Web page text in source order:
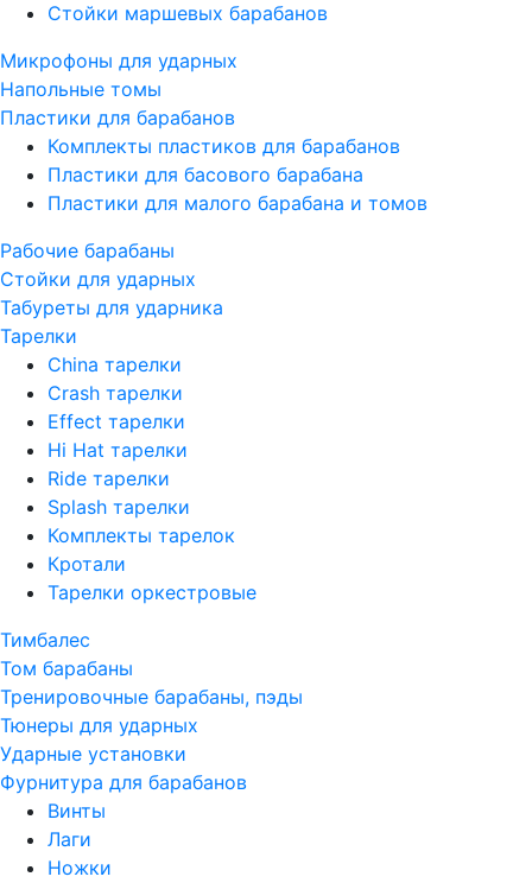
Стойки маршевых барабанов
Микрофоны для ударных
Напольные томы
Пластики для барабанов
Комплекты пластиков для барабанов
Пластики для басового барабана
Пластики для малого барабана и томов
Рабочие барабаны
Стойки для ударных
Табуреты для ударника
Тарелки
China тарелки
Crash тарелки
Effect тарелки
Hi Hat тарелки
Ride тарелки
Splash тарелки
Комплекты тарелок
Кротали
Тарелки оркестровые
Тимбалес
Том барабаны
Тренировочные барабаны, пэды
Тюнеры для ударных
Ударные установки
Фурнитура для барабанов
Винты
Лаги
Ножки